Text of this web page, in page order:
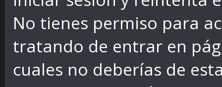
No tienes permiso para
tratando de entrar en
cuales no deberías de